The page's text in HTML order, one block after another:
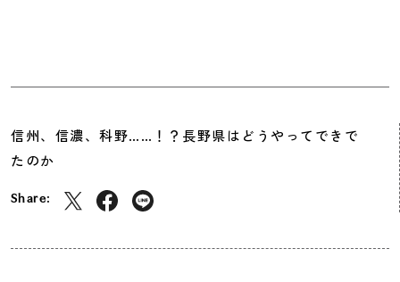
信州、信濃、科野……！？長野県はどうやってできで
たのか
Share: